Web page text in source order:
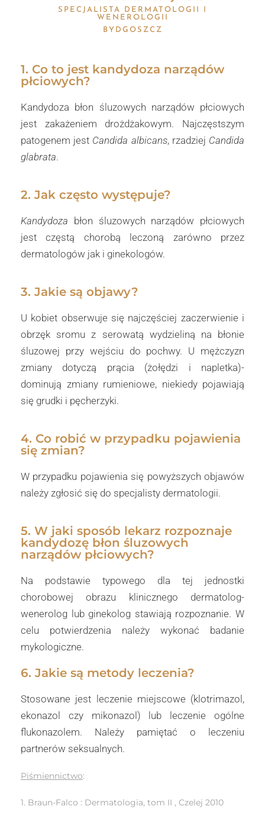
SPECJALISTA DERMATOLOGII I
WENEROLOGII
BYDGOSZCZ
1. Сo to jest kandydoza narządów
płciowych?
Kandydoza błon śluzowych narządów płciowych
jest zakażeniem drożdżakowym. Najczęstszym
patogenem jest Candida albicans, rzadziej Candida
glabrata.
2. Jak często występuje?
Kandydoza błon śluzowych narządów płciowych
jest częstą chorobą leczoną zarówno przez
dermatologów jak i ginekologów.
3. Jakie są objawy?
U kobiet obserwuje się najczęściej zaczerwienie i
obrzęk sromu z serowatą wydzieliną na błonie
śluzowej przy wejściu do pochwy. U mężczyzn
zmiany dotyczą prącia (żołędzi i napletka)-
dominują zmiany rumieniowe, niekiedy pojawiają
się grudki i pęcherzyki.
4. Co robić w przypadku pojawienia
się zmian?
W przypadku pojawienia się powyższych objawów
należy zgłosić się do specjalisty dermatologii.
5. W jaki sposób lekarz rozpoznaje
kandydozę błon śluzowych
narządów płciowych?
Na podstawie typowego dla tej jednostki
chorobowej obrazu klinicznego dermatolog-
wenerolog lub ginekolog stawiają rozpoznanie. W
celu potwierdzenia należy wykonać badanie
mykologiczne.
6. Jakie są metody leczenia?
Stosowane jest leczenie miejscowe (klotrimazol,
ekonazol czy mikonazol) lub leczenie ogólne
flukonazolem. Należy pamiętać o leczeniu
partnerów seksualnych.
Piśmiennictwo:
1. Braun-Falco : Dermatologia, tom II , Czelej 2010